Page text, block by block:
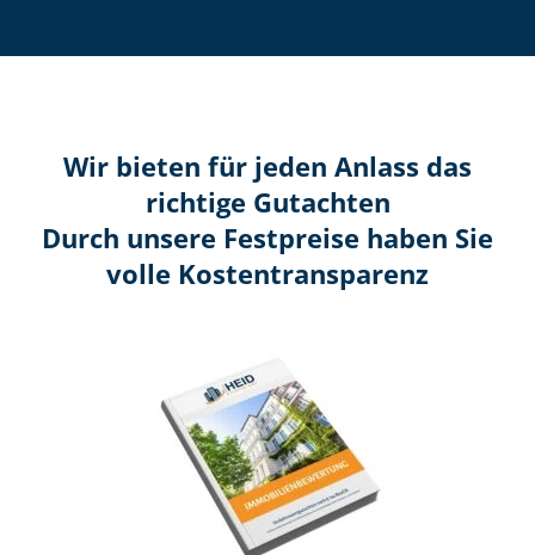
Wir bieten für jeden Anlass das
richtige Gutachten
Durch unsere Festpreise haben Sie
volle Kosten­transparenz